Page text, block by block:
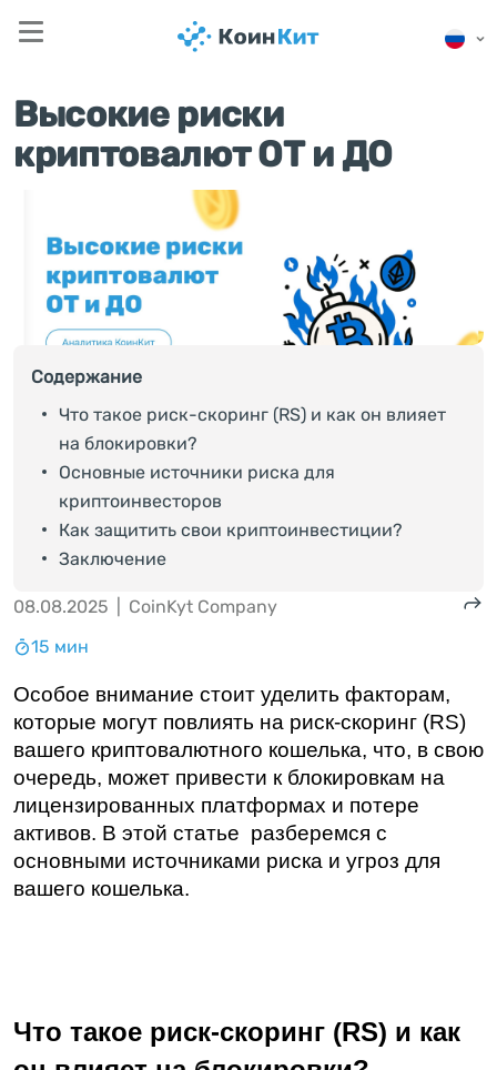
Высокие риски
криптовалют ОТ и ДО
Содержание
Что такое риск-скоринг (RS) и как он влияет
на блокировки?
Основные источники риска для
криптоинвесторов
Как защитить свои криптоинвестиции?
Заключение
08.08.2025
CoinKyt Company
15 мин
Особое внимание стоит уделить факторам,
которые могут повлиять на риск-скоринг (RS)
вашего криптовалютного кошелька, что, в свою
очередь, может привести к блокировкам на
лицензированных платформах и потере
активов. В этой статье  разберемся с
основными источниками риска и угроз для
вашего кошелька.
Что такое риск-скоринг (RS) и как